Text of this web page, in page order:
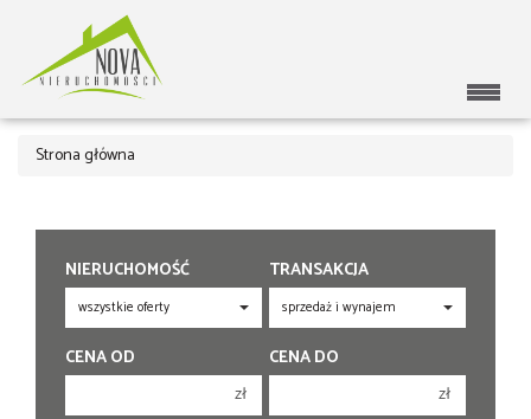
Strona główna
NIERUCHOMOŚĆ TRANSAKCJA
CENA OD
zł
CENA DO
zł